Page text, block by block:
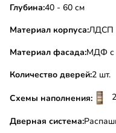
Глубина:40 - 60 см
Материал корпуса:ЛДСП
Материал фасада:МДФ с
Количество дверей:2 шт.
Схемы наполнения:
Дверная система: